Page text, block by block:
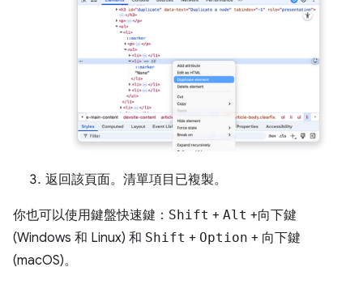
返回該頁面。清單項目已複製。
你也可以使用鍵盤快速鍵： Shift + Alt +向下鍵
(Windows 和 Linux) 和 Shift + Option + 向下鍵
(macOS)。